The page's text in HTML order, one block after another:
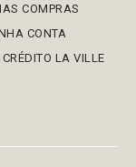
COMPRAS
CONTA
CRÉDITO LA VILLE